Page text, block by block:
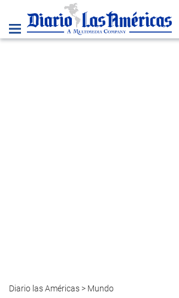
Diario las Américas> Mundo